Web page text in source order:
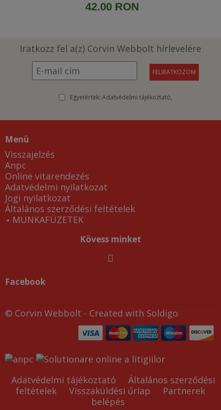
42.00 RON
Iratkozz fel a(z) Corvin Webbolt hírlevelére
Egyetértek: Adatvédelmi tájékoztató
Menü
Visszajelzés
Anpc
Online vitarendezés
Adatvédelmi nyilatkozat
Jogi nyilatkozat
Általános szerződési feltételek
MUNKAFÜZETEK
Kövess minket
Facebook
© Corvin Webbolt - Created with Soldigo
Adatvédelmi tájékoztató
Általános szerződési
feltételek
Visszaküldési űrlap
Partnerek
belépés